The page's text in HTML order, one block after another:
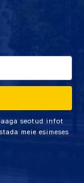
seotud infot
meie esimeses